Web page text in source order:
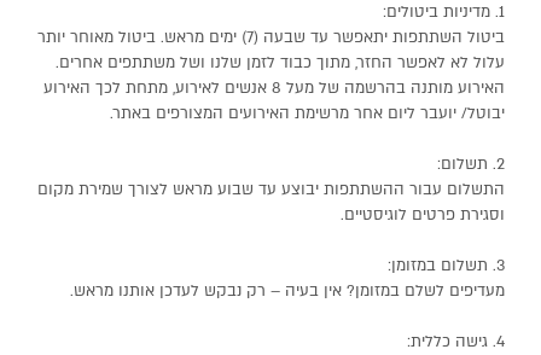
1. מדיניות ביטולים:
ביטול השתתפות יתאפשר עד שבעה (7) ימים מראש. ביטול מאוחר יותר
עלול לא לאפשר החזר, מתוך כבוד לזמן שלנו ושל משתתפים אחרים.
האירוע מותנה בהרשמה של מעל 8 אנשים לאירוע, מתחת לכך האירוע
יבוטל/ יועבר ליום אחר מרשימת האירועים המצורפים באתר.
2. תשלום:
התשלום עבור ההשתתפות יבוצע עד שבוע מראש לצורך שמירת מקום
וסגירת פרטים לוגיסטיים.
3. תשלום במזומן:
מעדיפים לשלם במזומן? אין בעיה – רק נבקש לעדכן אותנו מראש.
4. גישה כללית: